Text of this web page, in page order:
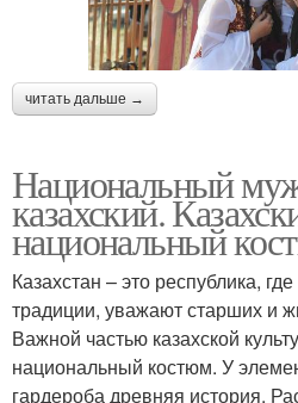
читать дальше →
Национальный
казахский.
национальный
Казахстан – это республика,
традиции, уважают старших и
Важной частью казахской
национальный костюм. У
гардероба древняя история.